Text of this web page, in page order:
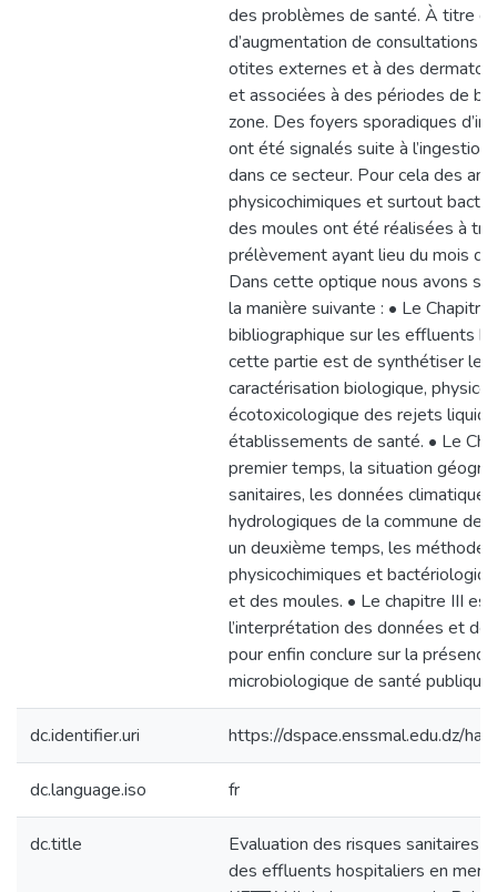
des problèmes de santé. À titre
d’augmentation de consultations
otites externes et à des
et associées à des périodes de
zone. Des foyers sporadiques
ont été signalés suite à
dans ce secteur. Pour cela des
physicochimiques et surtout
des moules ont été réalisées à
prélèvement ayant lieu du mois
Dans cette optique nous avons
la manière suivante : • Le
bibliographique sur les effluents
cette partie est de synthétiser les
caractérisation biologique,
écotoxicologique des rejets
établissements de santé. • Le
premier temps, la situation
sanitaires, les données
hydrologiques de la commune de
un deuxième temps, les
physicochimiques et
et des moules. • Le chapitre III est
l’interprétation des données et
pour enfin conclure sur la
microbiologique de santé publique.
dc.identifier.uri https://dspace.enssmal.edu.dz/
dc.language.iso fr
dc.title
Evaluation des risques sanitaires
des effluents hospitaliers en mer :